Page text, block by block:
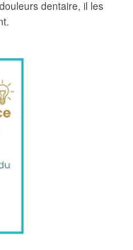
dentaire, il les